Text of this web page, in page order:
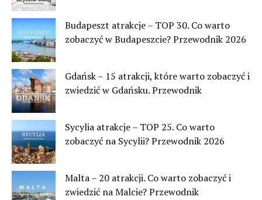
Budapeszt atrakcje – TOP 30. Co warto
zobaczyć w Budapeszcie? Przewodnik 2026
Gdańsk – 15 atrakcji, które warto zobaczyć i
zwiedzić w Gdańsku. Przewodnik
Sycylia atrakcje – TOP 25. Co warto
zobaczyć na Sycylii? Przewodnik 2026
Malta – 20 atrakcji. Co warto zobaczyć i
zwiedzić na Malcie? Przewodnik